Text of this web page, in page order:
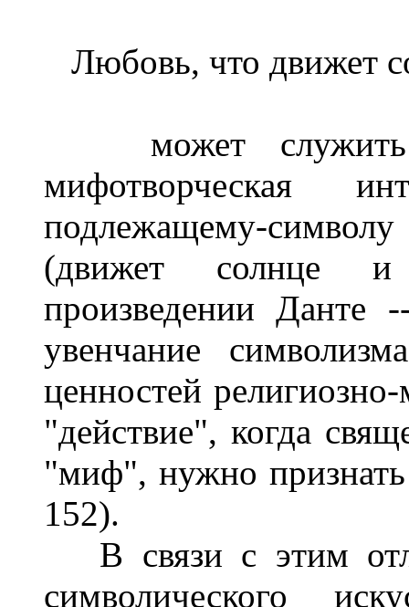
Любовь, что движет
может служить
мифотворческая
подлежащему-
(движет солнце
произведении Данте
увенчание
ценностей
"действие", когда
"миф", нужно
152).
В связи с этим
символического